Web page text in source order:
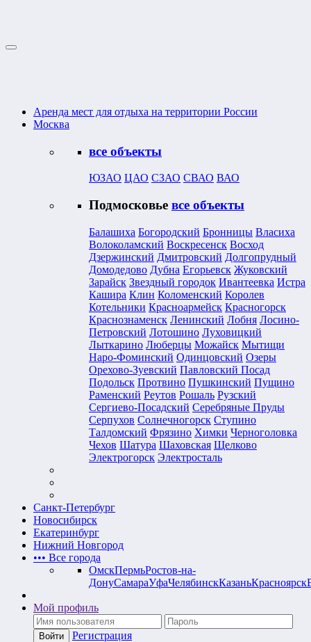
Аренда мест для отдыха на территории России
Москва
все объекты
ЮЗАО ЦАО СЗАО СВАО ВАО
Подмосковье все объекты
Балашиха Богородский Бронницы Власиха
Волоколамский Воскресенск Восход
Дзержинский Дмитровский Долгопрудный
Домодедово Дубна Егорьевск Жуковский
Зарайск Звездный городок Ивантеевка Истра
Кашира Клин Коломенский Королев
Котельники Красноармейск Красногорск
Краснознаменск Ленинский Лобня Лосино-
Петровский Лотошино Луховицкий
Лыткарино Люберцы Можайск Мытищи
Наро-Фоминский Одинцовский Озеры
Орехово-Зуевский Павловский Посад
Подольск Протвино Пушкинский Пущино
Раменский Реутов Рошаль Рузский
Сергиево-Посадский Серебряные Пруды
Серпухов Солнечногорск Ступино
Талдомский Фрязино Химки Черноголовка
Чехов Шатура Шаховская Щелково
Электрогорск Электросталь
Санкт-Петербург
Новосибирск
Екатеринбург
Нижний Новгород
••• Все города
ОмскПермьРостов-на-
ДонуСамараУфаЧелябинскКазаньКрасноярск
Мой профиль
Регистрация